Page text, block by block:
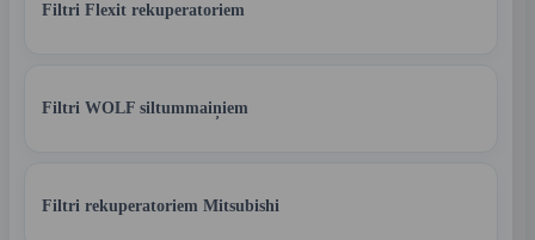
Filtri Flexit rekuperatoriem
Filtri WOLF siltummaiņiem
Filtri rekuperatoriem Mitsubishi